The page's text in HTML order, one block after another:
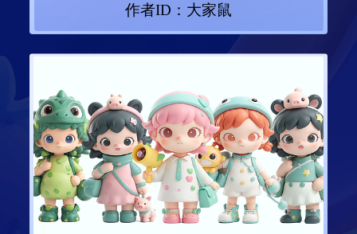
作者ID： 大家鼠